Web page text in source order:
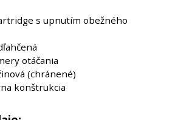
s upnutím obežného
otáčania
(chránené)
konštrukcia